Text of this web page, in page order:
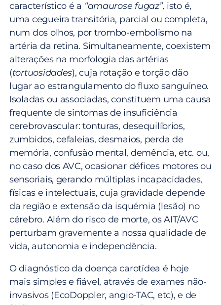
característico é a “amaurose fugaz”, isto é,
uma cegueira transitória, parcial ou completa,
num dos olhos, por trombo-embolismo na
artéria da retina. Simultaneamente, coexistem
alterações na morfologia das artérias
(tortuosidades), cuja rotação e torção dão
lugar ao estrangulamento do fluxo sanguíneo.
Isoladas ou associadas, constituem uma causa
frequente de sintomas de insuficiência
cerebrovascular: tonturas, desequilíbrios,
zumbidos, cefaleias, desmaios, perda de
memória, confusão mental, demência, etc. ou,
no caso dos AVC, ocasionar défices motores ou
sensoriais, gerando múltiplas incapacidades,
físicas e intelectuais, cuja gravidade depende
da região e extensão da isquémia (lesão) no
cérebro. Além do risco de morte, os AIT/AVC
perturbam gravemente a nossa qualidade de
vida, autonomia e independência.
O diagnóstico da doença carotídea é hoje
mais simples e fiável, através de exames não-
invasivos (EcoDoppler, angio-TAC, etc), e de